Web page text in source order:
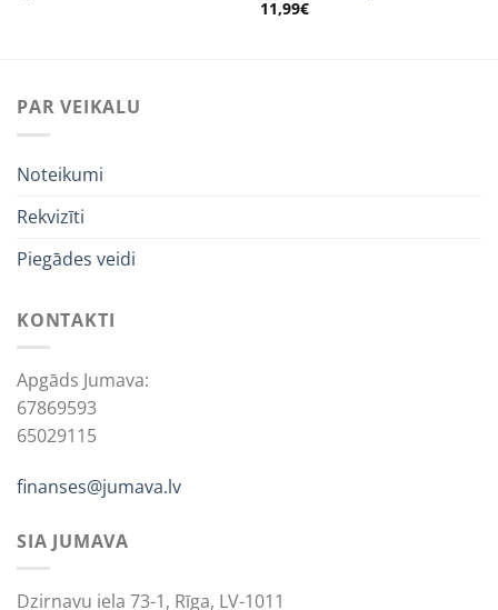
11,99€
PAR VEIKALU
Noteikumi
Rekvizīti
Piegādes veidi
KONTAKTI
Apgāds Jumava:
67869593
65029115
finanses@jumava.lv
SIA JUMAVA
Dzirnavu iela 73-1, Rīga, LV-1011